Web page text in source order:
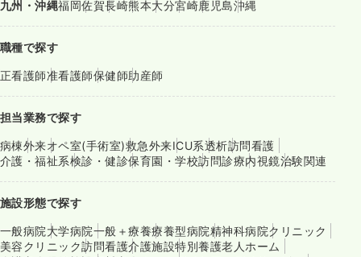
九州・沖縄福岡佐賀長崎熊本大分宮崎鹿児島沖縄
職種で探す
正看護師准看護師保健師助産師
担当業務で探す
病棟外来オペ室(手術室)救急外来ICU系透析訪問看護
介護・福祉系検診・健診保育園・学校訪問診療内視鏡治験関連
施設形態で探す
一般病院大学病院一般＋療養療養型病院精神科病院クリニック
美容クリニック訪問看護介護施設特別養護老人ホーム